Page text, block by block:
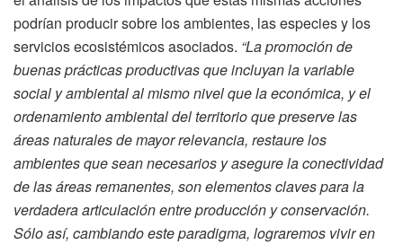
podrían producir sobre los ambientes, las especies y los
servicios ecosistémicos asociados. “La promoción de
buenas prácticas productivas que incluyan la variable
social y ambiental al mismo nivel que la económica, y el
ordenamiento ambiental del territorio que preserve las
áreas naturales de mayor relevancia, restaure los
ambientes que sean necesarios y asegure la conectividad
de las áreas remanentes, son elementos claves para la
verdadera articulación entre producción y conservación.
Sólo así, cambiando este paradigma, lograremos vivir en